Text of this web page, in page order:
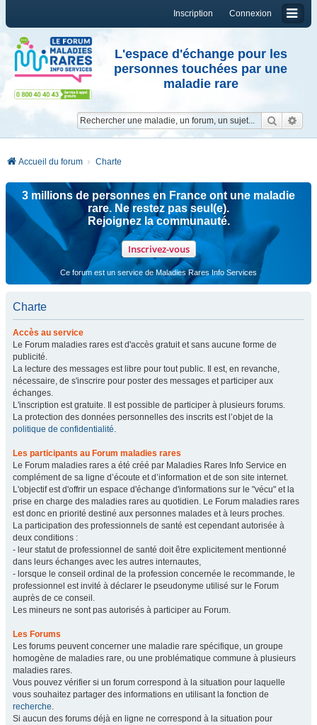
Connexion
Inscription
L'espace d'échange pour les
personnes touchées par une
maladie rare
Accueil du forum Charte
3 millions de personnes en France ont une maladie
rare. Ne restez pas seul(e).
Rejoignez la communauté.
Inscrivez-vous
Ce forum est un service de Maladies Rares Info Services
Charte
Accès au service
Le Forum maladies rares est d'accès gratuit et sans aucune forme de
publicité.
La lecture des messages est libre pour tout public. Il est, en revanche,
nécessaire, de s'inscrire pour poster des messages et participer aux
échanges.
L'inscription est gratuite. Il est possible de participer à plusieurs forums.
La protection des données personnelles des inscrits est l’objet de la
politique de confidentialité.
Les participants au Forum maladies rares
Le Forum maladies rares a été créé par Maladies Rares Info Service en
complément de sa ligne d’écoute et d’information et de son site internet.
L'objectif est d'offrir un espace d'échange d'informations sur le "vécu" et la
prise en charge des maladies rares au quotidien. Le Forum maladies rares
est donc en priorité destiné aux personnes malades et à leurs proches.
La participation des professionnels de santé est cependant autorisée à
deux conditions :
- leur statut de professionnel de santé doit être explicitement mentionné
dans leurs échanges avec les autres internautes,
- lorsque le conseil ordinal de la profession concernée le recommande, le
professionnel est invité à déclarer le pseudonyme utilisé sur le Forum
auprès de ce conseil.
Les mineurs ne sont pas autorisés à participer au Forum.
Les Forums
Les forums peuvent concerner une maladie rare spécifique, un groupe
homogène de maladies rare, ou une problématique commune à plusieurs
maladies rares.
Vous pouvez vérifier si un forum correspond à la situation pour laquelle
vous souhaitez partager des informations en utilisant la fonction de
recherche.
Si aucun des forums déjà en ligne ne correspond à la situation pour